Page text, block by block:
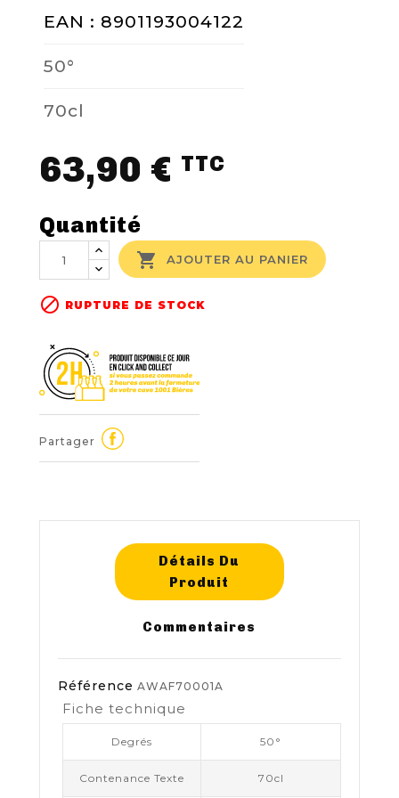
EAN : 8901193004122
50°
70cl
63,90 € TTC
Quantité
 AJOUTER AU PANIER
 RUPTURE DE STOCK
Partager
Détails Du
Produit
Commentaires
Référence AWAF70001A
Fiche technique
Degrés 50°
Contenance Texte 70cl